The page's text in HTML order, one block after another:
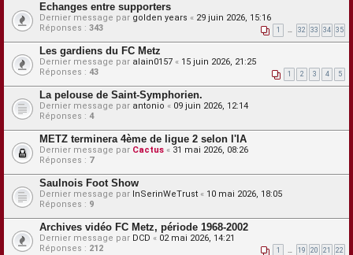
Echanges entre supporters
Dernier message par golden years « 29 juin 2026, 15:16
Réponses : 343 1 … 32 33 34 35
Les gardiens du FC Metz
Dernier message par alain0157 « 15 juin 2026, 21:25
Réponses : 43 1 2 3 4 5
La pelouse de Saint-Symphorien.
Dernier message par antonio « 09 juin 2026, 12:14
Réponses : 4
METZ terminera 4ème de ligue 2 selon l'IA
Dernier message par Cactus « 31 mai 2026, 08:26
Réponses : 7
Saulnois Foot Show
Dernier message par InSerinWeTrust « 10 mai 2026, 18:05
Réponses : 9
Archives vidéo FC Metz, période 1968-2002
Dernier message par DCD « 02 mai 2026, 14:21
Réponses : 212 1 … 19 20 21 22